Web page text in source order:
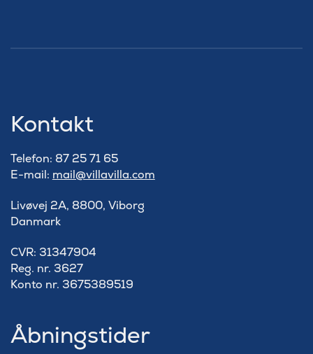
Kontakt
Telefon: 87 25 71 65
E-mail: mail@villavilla.com
Livøvej 2A, 8800, Viborg
Danmark
​CVR: 31347904
Reg. nr. 3627
Konto nr. 3675389519
Åbningstider